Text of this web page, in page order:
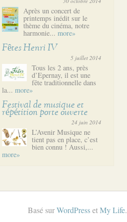
Après un concert de
printemps inédit sur le
thème du cinéma, notre
harmonie... more»
Fêtes Henri IV
5 juillet 2014
Tous les 2 ans, près
d’Epernay, il est une
fête traditionnelle dans
la... more»
Festival de musique et
répétition porte ouverte
24 juin 2014
L’Avenir Musique ne
tient pas en place, c’est
bien connu ! Aussi,...
more»
Basé surWordPressetMy Life.